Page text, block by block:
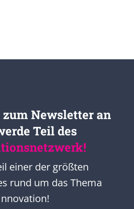
Teil des
einer der größten
rund um das Thema